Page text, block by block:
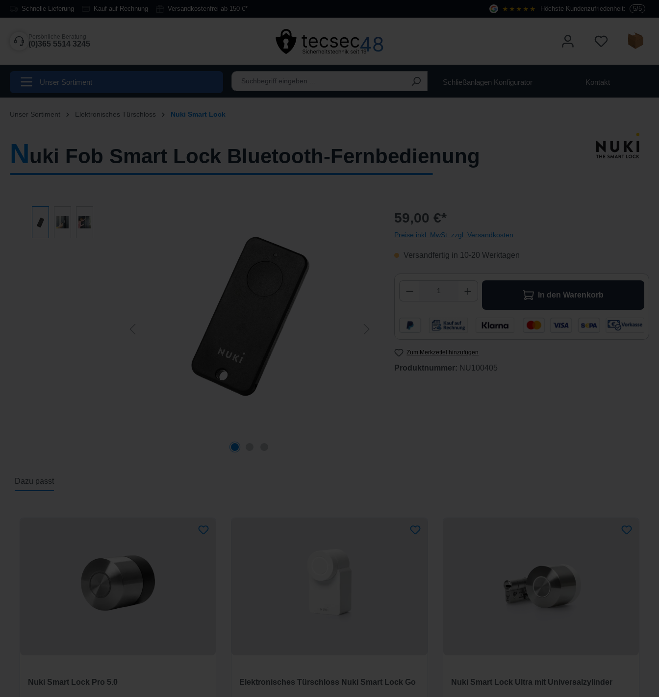
Zur Hauptnavigation springen
Schnelle Lieferung Kauf auf Rechnung Versandkostenfrei ab 150 €* ★★★★★ Höchste Kundenzufriedenheit: 5/5
Persönliche Beratung
(0)365 5514 3245
Unser Sortiment Schließanlagen Konfigurator Kontakt
Unser Sortiment Elektronisches Türschloss Nuki Smart Lock
Nuki Fob Smart Lock Bluetooth-Fernbedienung
59,00 €*
Preise inkl. MwSt. zzgl. Versandkosten
Versandfertig in 10-20 Werktagen
Produkt Anzahl: Gib den gewünschten Wert ein
In den Warenkorb
Zum Merkzettel hinzufügen
Produktnummer: NU100405
Dazu passt
Nuki Smart Lock Pro 5.0 Elektronisches Türschloss Nuki Smart Lock Go Nuki Smart Lock Ultra mit Universalzylinder